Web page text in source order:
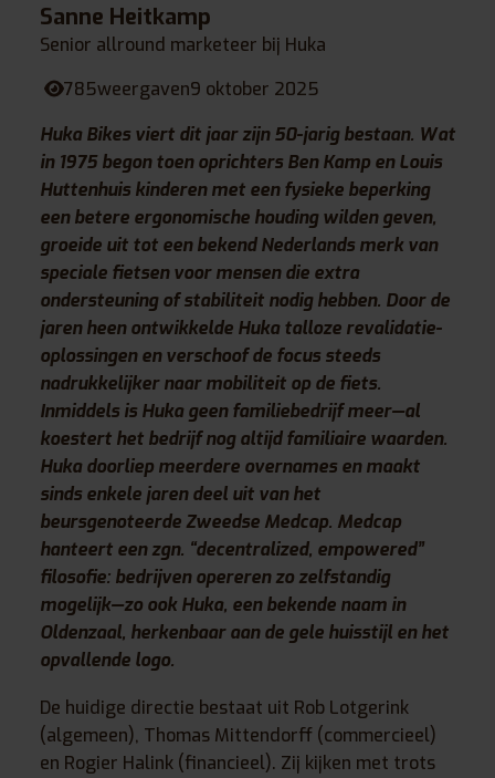
Sanne Heitkamp
Senior allround marketeer bij Huka
785weergaven9 oktober 2025
Huka Bikes viert dit jaar zijn 50-jarig bestaan. Wat
in 1975 begon toen oprichters Ben Kamp en Louis
Huttenhuis kinderen met een fysieke beperking
een betere ergonomische houding wilden geven,
groeide uit tot een bekend Nederlands merk van
speciale fietsen voor mensen die extra
ondersteuning of stabiliteit nodig hebben. Door de
jaren heen ontwikkelde Huka talloze revalidatie-
oplossingen en verschoof de focus steeds
nadrukkelijker naar mobiliteit op de fiets.
Inmiddels is Huka geen familiebedrijf meer—al
koestert het bedrijf nog altijd familiaire waarden.
Huka doorliep meerdere overnames en maakt
sinds enkele jaren deel uit van het
beursgenoteerde Zweedse Medcap. Medcap
hanteert een zgn. “decentralized, empowered”
filosofie: bedrijven opereren zo zelfstandig
mogelijk—zo ook Huka, een bekende naam in
Oldenzaal, herkenbaar aan de gele huisstijl en het
opvallende logo.
De huidige directie bestaat uit Rob Lotgerink
(algemeen), Thomas Mittendorff (commercieel)
en Rogier Halink (financieel). Zij kijken met trots